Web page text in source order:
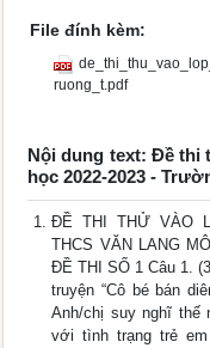
File đính kèm:
ruong_t.pdf
Nội dung text: Đề thi
học 2022-2023 -
ĐỀ THI THỬ VÀO
THCS VĂN LANG
ĐỀ THI SỐ 1 Câu 1.
truyện “Cô bé bán
Anh/chị suy nghĩ thế
với tình trạng trẻ